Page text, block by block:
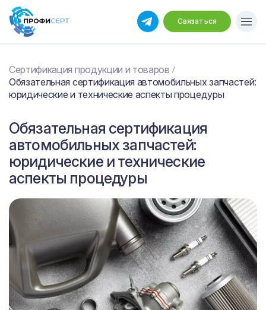
Связаться
Сертификация продукции и товаров
Обязательная сертификация автомобильных запчастей:
юридические и технические аспекты процедуры
Обязательная сертификация
автомобильных запчастей:
юридические и технические
аспекты процедуры